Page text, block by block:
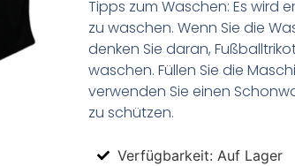
Tipps zum Waschen: Es wird
zu waschen. Wenn Sie die
denken Sie daran,
waschen. Füllen Sie die
verwenden Sie einen
zu schützen.
Verfügbarkeit: Auf Lager